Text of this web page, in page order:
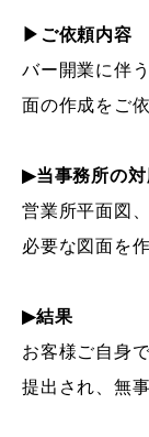
▶ご依頼内容
バー開業に伴
面の作成をご
▶当事務所の対
営業所平面図
必要な図面を
▶結果
お客様ご自身
提出され、無